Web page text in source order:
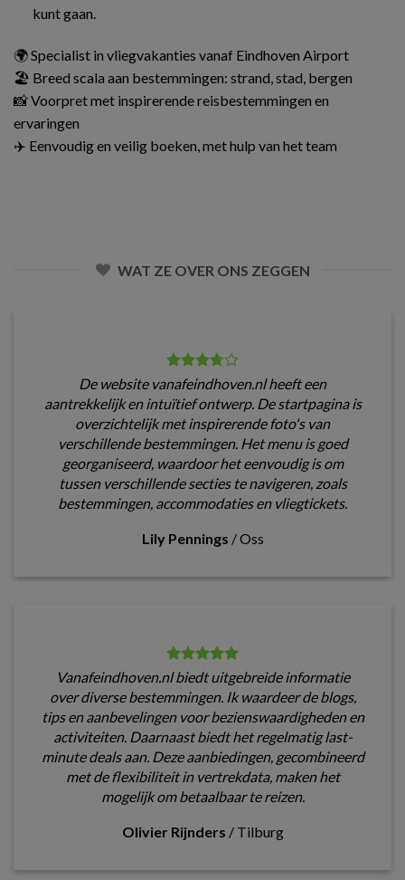
kunt gaan.
🌍 Specialist in vliegvakanties vanaf Eindhoven Airport
🏖️ Breed scala aan bestemmingen: strand, stad, bergen
📸 Voorpret met inspirerende reisbestemmingen en
ervaringen
✈️ Eenvoudig en veilig boeken, met hulp van het team
WAT ZE OVER ONS ZEGGEN
De website vanafeindhoven.nl heeft een
aantrekkelijk en intuïtief ontwerp. De startpagina is
overzichtelijk met inspirerende foto's van
verschillende bestemmingen. Het menu is goed
georganiseerd, waardoor het eenvoudig is om
tussen verschillende secties te navigeren, zoals
bestemmingen, accommodaties en vliegtickets.
Lily Pennings /Oss
Vanafeindhoven.nl biedt uitgebreide informatie
over diverse bestemmingen. Ik waardeer de blogs,
tips en aanbevelingen voor bezienswaardigheden en
activiteiten. Daarnaast biedt het regelmatig last-
minute deals aan. Deze aanbiedingen, gecombineerd
met de flexibiliteit in vertrekdata, maken het
mogelijk om betaalbaar te reizen.
Olivier Rijnders / Tilburg